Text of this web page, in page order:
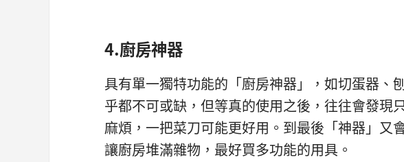
4.廚房神器
具有單一獨特功能的「廚房神器」，如切蛋器、
乎都不可或缺，但等真的使用之後，往往會發現
麻煩，一把菜刀可能更好用。到最後「神器」又
讓廚房堆滿雜物，最好買多功能的用具。